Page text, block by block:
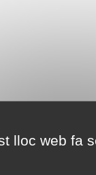
lloc web fa